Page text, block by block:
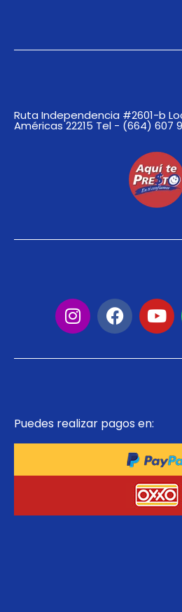
Ruta Independencia #2601-b
Américas 22215 Tel - (664) 607
Puedes realizar pagos en: